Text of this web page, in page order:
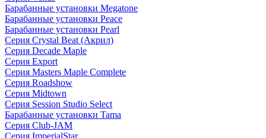
Барабанные установки Megatone
Барабанные установки Peace
Барабанные установки Pearl
Серия Crystal Beat (Акрил)
Серия Decade Maple
Серия Export
Серия Masters Maple Complete
Серия Roadshow
Серия Midtown
Серия Session Studio Select
Барабанные установки Tama
Серия Club-JAM
Серия ImperialStar